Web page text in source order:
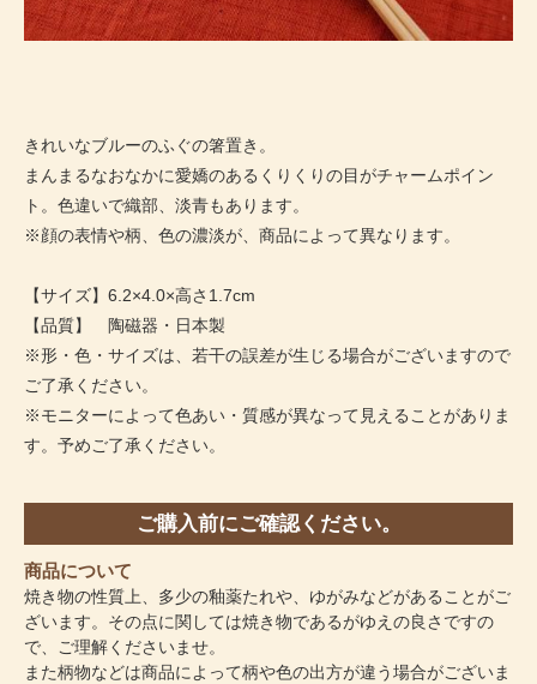
きれいなブルーのふぐの箸置き。
まんまるなおなかに愛嬌のあるくりくりの目がチャームポイン
ト。色違いで織部、淡青もあります。
※顔の表情や柄、色の濃淡が、商品によって異なります。
【サイズ】6.2×4.0×高さ1.7cm
【品質】 陶磁器・日本製
※形・色・サイズは、若干の誤差が生じる場合がございますので
ご了承ください。
※モニターによって色あい・質感が異なって見えることがありま
す。予めご了承ください。
ご購入前にご確認ください。
商品について
焼き物の性質上、多少の釉薬たれや、ゆがみなどがあることがご
ざいます。その点に関しては焼き物であるがゆえの良さですの
で、ご理解くださいませ。
また柄物などは商品によって柄や色の出方が違う場合がございま